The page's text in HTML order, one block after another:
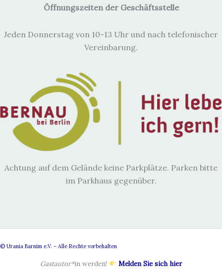
Öffnungszeiten der Geschäftsstelle
Jeden Donnerstag von 10-13 Uhr und nach telefonischer
Vereinbarung.
Achtung auf dem Gelände keine Parkplätze. Parken bitte
im Parkhaus gegenüber.
© Urania Barnim e.V. – Alle Rechte vorbehalten
Gastautor*in werden! Melden Sie sich hier